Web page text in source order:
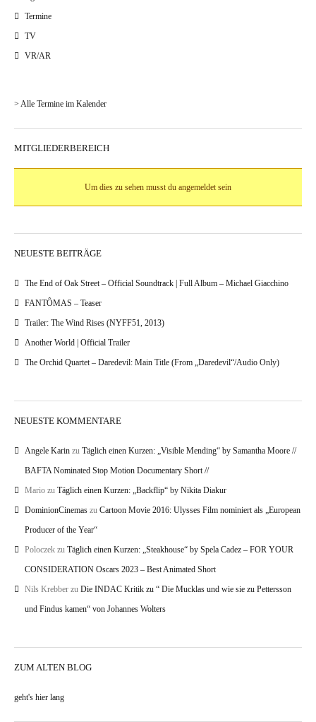
Termine
TV
VR/AR
> Alle Termine im Kalender
MITGLIEDERBEREICH
Um dies zu sehen musst du angemeldet sein
NEUESTE BEITRÄGE
The End of Oak Street – Official Soundtrack | Full Album – Michael Giacchino
FANTÔMAS – Teaser
Trailer: The Wind Rises (NYFF51, 2013)
Another World | Official Trailer
The Orchid Quartet – Daredevil: Main Title (From „Daredevil“/Audio Only)
NEUESTE KOMMENTARE
Angele Karin zu Täglich einen Kurzen: „Visible Mending“ by Samantha Moore //
BAFTA Nominated Stop Motion Documentary Short //
Mario zu Täglich einen Kurzen: „Backflip“ by Nikita Diakur
DominionCinemas zu Cartoon Movie 2016: Ulysses Film nominiert als „European
Producer of the Year“
Poloczek zu Täglich einen Kurzen: „Steakhouse“ by Spela Cadez – FOR YOUR
CONSIDERATION Oscars 2023 – Best Animated Short
Nils Krebber zu Die INDAC Kritik zu “ Die Mucklas und wie sie zu Pettersson
und Findus kamen“ von Johannes Wolters
ZUM ALTEN BLOG
geht's hier lang